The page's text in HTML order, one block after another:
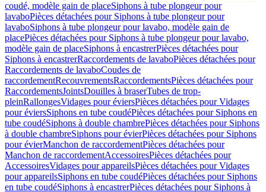
coudé, modèle gain de placeSiphons à tube plongeur pour
lavaboPièces détachées pour Siphons à tube plongeur pour
lavaboSiphons à tube plongeur pour lavabo, modèle gain de
placePièces détachées pour Siphons à tube plongeur pour lavabo,
modèle gain de placeSiphons à encastrerPièces détachées pour
Siphons à encastrerRaccordements de lavaboPièces détachées pour
Raccordements de lavaboCoudes de
raccordementRecouvrementsRaccordementsPièces détachées pour
RaccordementsJointsDouilles à braserTubes de trop-
pleinRallongesVidages pour éviersPièces détachées pour Vidages
pour éviersSiphons en tube coudéPièces détachées pour Siphons en
tube coudéSiphons à double chambrePièces détachées pour Siphons
à double chambreSiphons pour évierPièces détachées pour Siphons
pour évierManchon de raccordementPièces détachées pour
Manchon de raccordementAccessoiresPièces détachées pour
AccessoiresVidages pour appareilsPièces détachées pour Vidages
pour appareilsSiphons en tube coudéPièces détachées pour Siphons
en tube coudéSiphons à encastrerPièces détachées pour Siphons à